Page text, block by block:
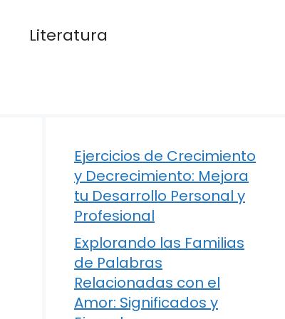
Literatura
Ejercicios de Crecimiento
y Decrecimiento: Mejora
tu Desarrollo Personal y
Profesional
Explorando las Familias
de Palabras
Relacionadas con el
Amor: Significados y